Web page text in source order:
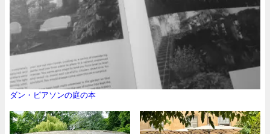
ダン・ピアソンの庭の本